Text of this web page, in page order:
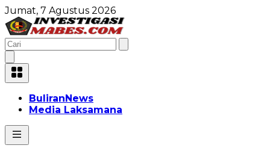
Jumat, 7 Agustus 2026
BuliranNews
Media Laksamana